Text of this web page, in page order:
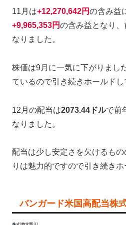
11月は+12,270,642円の含み益
+9,965,353円の含み益となり、
なりました。
株価は9月に一気に下がりまし
ているので引き続きホールドし
12月の配当は2073.44ドルで前
なりました。
配当は少し安定さを欠けるも
りは魅力的ですので引き続きホ
バンガード米国高配当株